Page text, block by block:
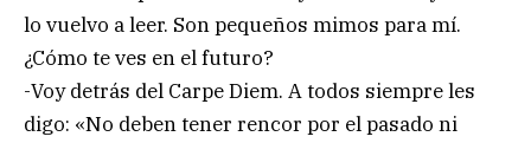
lo vuelvo a leer. Son pequeños mimos para mí.
¿Cómo te ves en el futuro?
-Voy detrás del Carpe Diem. A todos siempre les
digo: «No deben tener rencor por el pasado ni